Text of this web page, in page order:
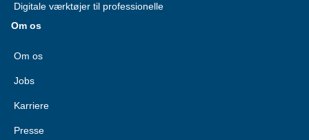
Digitale værktøjer til professionelle
Om os
Om os
Jobs
Karriere
Presse